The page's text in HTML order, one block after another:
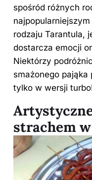
spośród różnych
rodzaju Tarantula,
dostarcza emocji
Niektórzy
smażonego pająka
tylko w wersji
strachem